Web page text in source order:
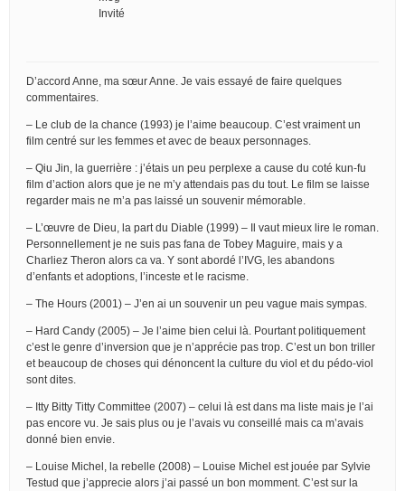
Invité
D’accord Anne, ma sœur Anne. Je vais essayé de faire quelques
commentaires.
– Le club de la chance (1993) je l’aime beaucoup. C’est vraiment un
film centré sur les femmes et avec de beaux personnages.
– Qiu Jin, la guerrière : j’étais un peu perplexe a cause du coté kun-fu
film d’action alors que je ne m’y attendais pas du tout. Le film se laisse
regarder mais ne m’a pas laissé un souvenir mémorable.
– L’œuvre de Dieu, la part du Diable (1999) – Il vaut mieux lire le roman.
Personnellement je ne suis pas fana de Tobey Maguire, mais y a
Charliez Theron alors ca va. Y sont abordé l’IVG, les abandons
d’enfants et adoptions, l’inceste et le racisme.
– The Hours (2001) – J’en ai un souvenir un peu vague mais sympas.
– Hard Candy (2005) – Je l’aime bien celui là. Pourtant politiquement
c’est le genre d’inversion que je n’apprécie pas trop. C’est un bon triller
et beaucoup de choses qui dénoncent la culture du viol et du pédo-viol
sont dites.
– Itty Bitty Titty Committee (2007) – celui là est dans ma liste mais je l’ai
pas encore vu. Je sais plus ou je l’avais vu conseillé mais ca m’avais
donné bien envie.
– Louise Michel, la rebelle (2008) – Louise Michel est jouée par Sylvie
Testud que j’apprecie alors j’ai passé un bon momment. C’est sur la